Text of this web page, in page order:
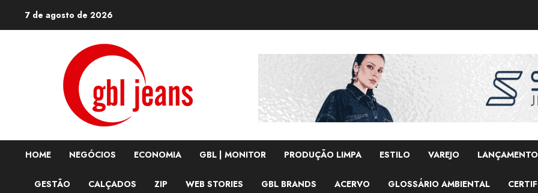
7 de agosto de 2026
HOME NEGÓCIOS ECONOMIA GBL | MONITOR PRODUÇÃO LIMPA ESTILO VAREJO
GESTÃO CALÇADOS ZIP WEB STORIES GBL BRANDS ACERVO GLOSSÁRIO AMBIENTAL